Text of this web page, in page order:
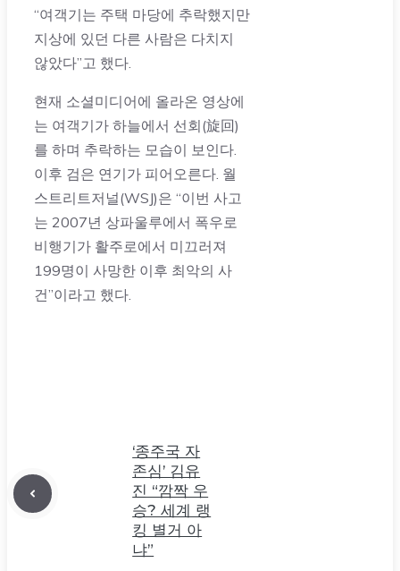
“여객기는 주택 마당에 추락했지만
지상에 있던 다른 사람은 다치지
않았다”고 했다.
현재 소셜미디어에 올라온 영상에
는 여객기가 하늘에서 선회(旋回)
를 하며 추락하는 모습이 보인다.
이후 검은 연기가 피어오른다. 월
스트리트저널(WSJ)은 “이번 사고
는 2007년 상파울루에서 폭우로
비행기가 활주로에서 미끄러져
199명이 사망한 이후 최악의 사
건”이라고 했다.
‘종주국 자
존심’ 김유
진 “깜짝 우
승? 세계 랭
킹 별거 아
냐”